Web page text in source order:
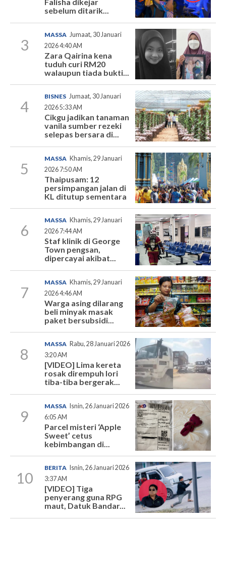
sebelum ditarik...
3
MASSA Jumaat, 30 Januari
2026 4:40 AM
Zara Qairina kena
tuduh curi RM20
walaupun tiada bukti...
4
BISNES Jumaat, 30 Januari
2026 5:33 AM
Cikgu jadikan tanaman
vanila sumber rezeki
selepas bersara di...
5
MASSA Khamis, 29 Januari
2026 7:50 AM
Thaipusam: 12
persimpangan jalan di
KL ditutup sementara
6
MASSA Khamis, 29 Januari
2026 7:44 AM
Staf klinik di George
Town pengsan,
dipercayai akibat...
7
MASSA Khamis, 29 Januari
2026 4:46 AM
Warga asing dilarang
beli minyak masak
paket bersubsidi...
8
MASSA Rabu, 28 Januari 2026
3:20 AM
[VIDEO] Lima kereta
rosak dirempuh lori
tiba-tiba bergerak...
9
MASSA Isnin, 26 Januari 2026
6:05 AM
Parcel misteri ‘Apple
Sweet’ cetus
kebimbangan di...
10
BERITA
Isnin, 26 Januari 2026
3:37 AM
[VIDEO] Tiga
penyerang guna RPG
maut, Datuk Bandar...